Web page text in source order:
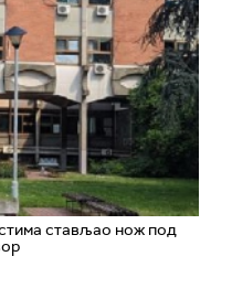
стављао нож под